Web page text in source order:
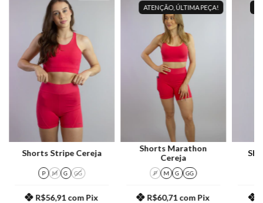
Shorts Stripe Cereja
P M G GG
R$56,91 com Pix
ATENÇÃO, ÚLTIMA PEÇA!
Shorts Marathon
Cereja
P M G GG
R$60,71 com Pix